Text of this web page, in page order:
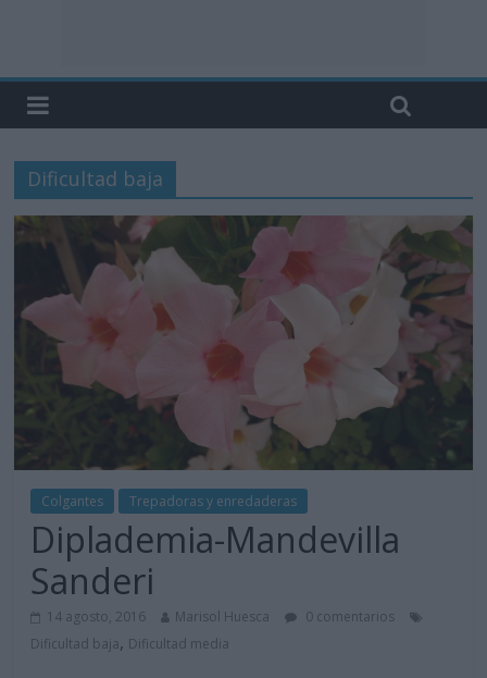
Dificultad baja
Colgantes Trepadoras y enredaderas
Diplademia-Mandevilla
Sanderi
14 agosto, 2016 Marisol Huesca
0 comentarios
Dificultad baja, Dificultad media